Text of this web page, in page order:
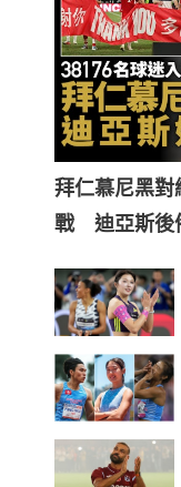
拜仁慕尼黑
戰 迪亞斯後